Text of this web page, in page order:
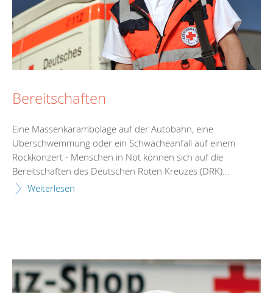
Bereitschaften
Eine Massenkarambolage auf der Autobahn, eine
Überschwemmung oder ein Schwächeanfall auf einem
Rockkonzert - Menschen in Not können sich auf die
Bereitschaften des Deutschen Roten Kreuzes (DRK)...
Weiterlesen